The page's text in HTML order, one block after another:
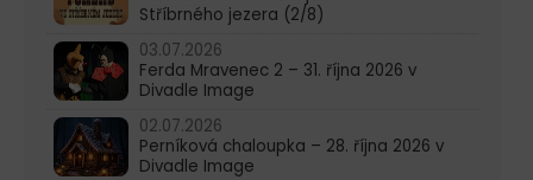
Stříbrného jezera (2/8)
03.07.2026
Ferda Mravenec 2 – 31. října 2026 v
Divadle Image
02.07.2026
Perníková chaloupka – 28. října 2026 v
Divadle Image